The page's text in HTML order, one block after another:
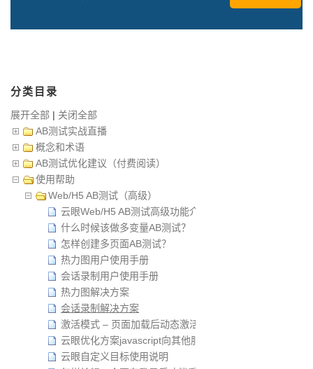
分类目录
展开全部 | 关闭全部
AB测试实战直播
概念和术语
AB测试优化建议（付费阅读）
使用帮助
Web/H5 AB测试（高级）
云眼Web/H5 AB测试高级功能介绍
什么时候该做多变量AB测试？
怎样创建多页面AB测试？
热力图用户使用手册
会话录制用户使用手册
热力图解决方案
会话录制解决方案
激活模式 – 页面加载后动态激活试验
云眼优化方案javascript向其他服务传递试验参数
云眼自定义目标使用说明